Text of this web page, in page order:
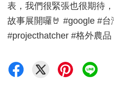
表，我們很緊張也很期待
故事展開囉🤘 #google #台
#projecthatcher #格外農品